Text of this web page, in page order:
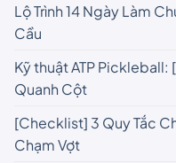
Lộ Trình 14 Ngày Làm
Cầu
Kỹ thuật ATP Pickleball:
Quanh Cột
[Checklist] 3 Quy Tắc
Chạm Vợt